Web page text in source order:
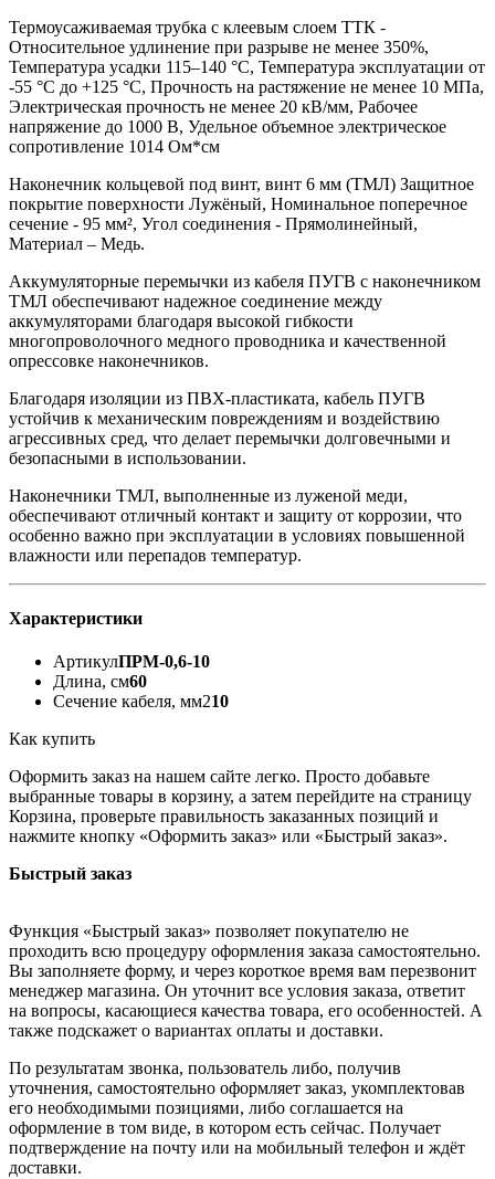
Термоусаживаемая трубка с клеевым слоем ТТК -
Относительное удлинение при разрыве не менее 350%,
Температура усадки 115–140 °C, Температура эксплуатации от
-55 °C до +125 °C, Прочность на растяжение не менее 10 МПа,
Электрическая прочность не менее 20 кВ/мм, Рабочее
напряжение до 1000 В, Удельное объемное электрическое
сопротивление 1014 Ом*см
Наконечник кольцевой под винт, винт 6 мм (ТМЛ) Защитное
покрытие поверхности Лужёный, Номинальное поперечное
сечение - 95 мм², Угол соединения - Прямолинейный,
Материал – Медь.
Аккумуляторные перемычки из кабеля ПУГВ с наконечником
ТМЛ обеспечивают надежное соединение между
аккумуляторами благодаря высокой гибкости
многопроволочного медного проводника и качественной
опрессовке наконечников.
Благодаря изоляции из ПВХ-пластиката, кабель ПУГВ
устойчив к механическим повреждениям и воздействию
агрессивных сред, что делает перемычки долговечными и
безопасными в использовании.
Наконечники ТМЛ, выполненные из луженой меди,
обеспечивают отличный контакт и защиту от коррозии, что
особенно важно при эксплуатации в условиях повышенной
влажности или перепадов температур.
Характеристики
АртикулПРМ-0,6-10
Длина, см60
Сечение кабеля, мм210
Как купить
Оформить заказ на нашем сайте легко. Просто добавьте
выбранные товары в корзину, а затем перейдите на страницу
Корзина, проверьте правильность заказанных позиций и
нажмите кнопку «Оформить заказ» или «Быстрый заказ».
Быстрый заказ
Функция «Быстрый заказ» позволяет покупателю не
проходить всю процедуру оформления заказа самостоятельно.
Вы заполняете форму, и через короткое время вам перезвонит
менеджер магазина. Он уточнит все условия заказа, ответит
на вопросы, касающиеся качества товара, его особенностей. А
также подскажет о вариантах оплаты и доставки.
По результатам звонка, пользователь либо, получив
уточнения, самостоятельно оформляет заказ, укомплектовав
его необходимыми позициями, либо соглашается на
оформление в том виде, в котором есть сейчас. Получает
подтверждение на почту или на мобильный телефон и ждёт
доставки.